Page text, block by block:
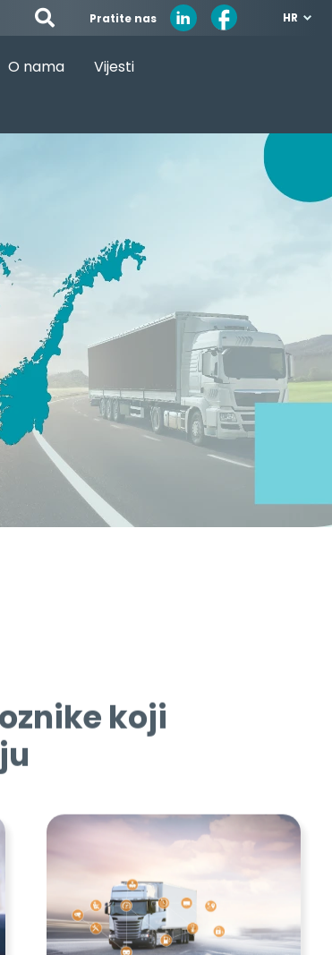
Pratite nas HR
O nama
Vijesti
Telematika Upravljanje
voznim parkom